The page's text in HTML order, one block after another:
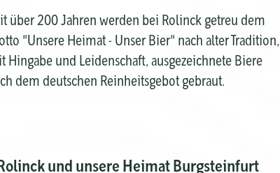
über 200 Jahren werden bei Rolinck getreu dem
"Unsere Heimat - Unser Bier" nach alter Tradition,
Hingabe und Leidenschaft, ausgezeichnete Biere
dem deutschen Reinheitsgebot gebraut.
und unsere Heimat Burgsteinfurt